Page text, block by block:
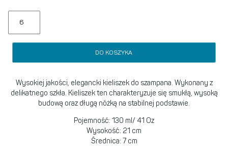
DO KOSZYKA
Wysokiej jakości, elegancki kieliszek do szampana. Wykonany z
delikatnego szkła. Kieliszek ten charakteryzuje się smukłą, wysoką
budową oraz długą nóżką na stabilnej podstawie.
Pojemność: 130 ml/ 41 Oz
Wysokość: 21 cm
Średnica: 7 cm